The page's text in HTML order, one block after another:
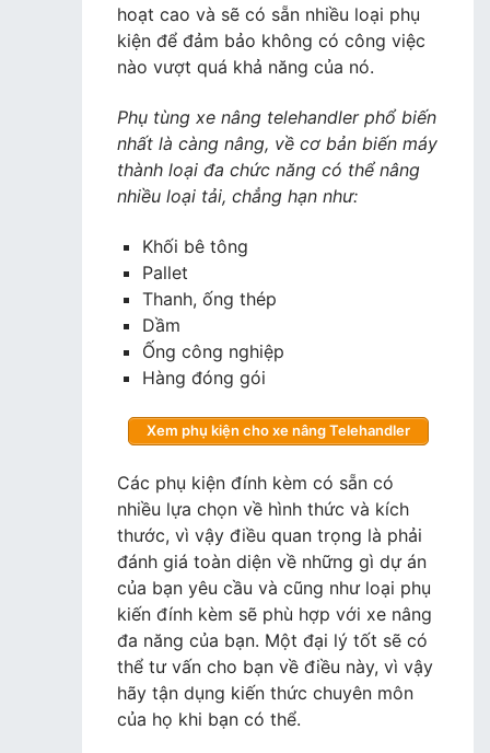
hoạt cao và sẽ có sẵn nhiều loại phụ
kiện để đảm bảo không có công việc
nào vượt quá khả năng của nó.
Phụ tùng xe nâng telehandler phổ biến
nhất là càng nâng, về cơ bản biến máy
thành loại đa chức năng có thể nâng
nhiều loại tải, chẳng hạn như:
Khối bê tông
Pallet
Thanh, ống thép
Dầm
Ống công nghiệp
Hàng đóng gói
Xem phụ kiện cho xe nâng Telehandler
Các phụ kiện đính kèm có sẵn có
nhiều lựa chọn về hình thức và kích
thước, vì vậy điều quan trọng là phải
đánh giá toàn diện về những gì dự án
của bạn yêu cầu và cũng như loại phụ
kiến đính kèm sẽ phù hợp với xe nâng
đa năng của bạn. Một đại lý tốt sẽ có
thể tư vấn cho bạn về điều này, vì vậy
hãy tận dụng kiến thức chuyên môn
của họ khi bạn có thể.